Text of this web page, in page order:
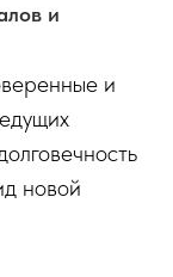
и
и
новой